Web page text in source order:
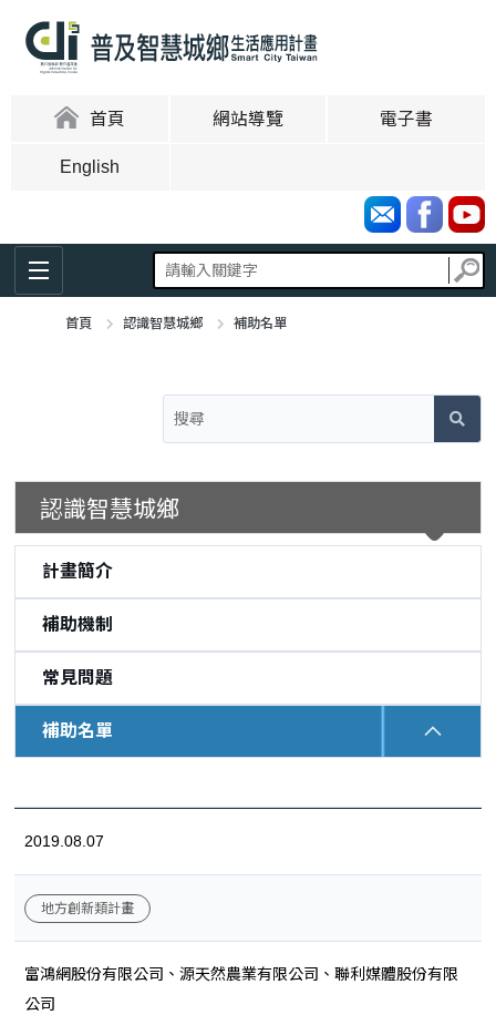
首頁 網站導覽 電子書
English
首頁 認識智慧城鄉 補助名單
認識智慧城鄉
計畫簡介
補助機制
常見問題
補助名單
2019.08.07
地方創新類計畫
富鴻網股份有限公司、源天然農業有限公司、聯利媒體股份有限
公司